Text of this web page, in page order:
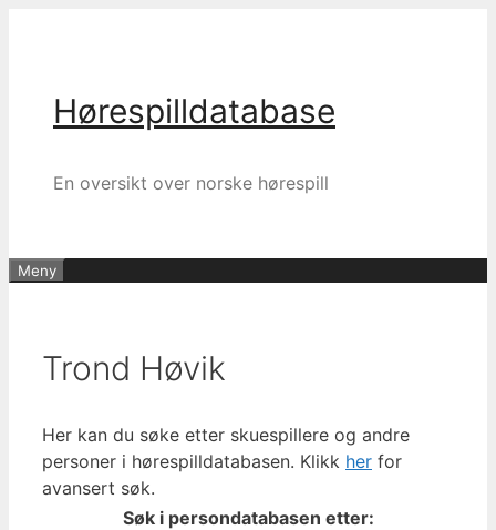
Hørespilldatabase
En oversikt over norske hørespill
Meny
Trond Høvik
Her kan du søke etter skuespillere og andre
personer i hørespilldatabasen. Klikk her for
avansert søk.
Søk i persondatabasen etter: